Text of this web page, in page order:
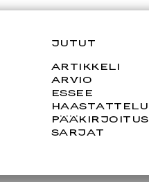
JUTUT
ARTIKKELI
ARVIO
ESSEE
HAASTATTELU
PÄÄKIRJOITUS
SARJAT